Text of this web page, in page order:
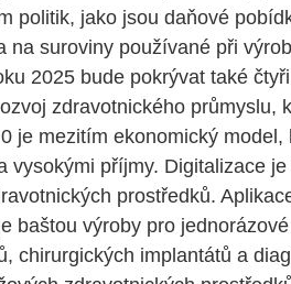
politik, jako jsou daňové
na suroviny používané při
2025 bude pokrývat také
zdravotnického průmyslu,
je mezitím ekonomický
vysokými příjmy. Digitalizace
prostředků.
baštou výroby pro
chirurgických implantátů a